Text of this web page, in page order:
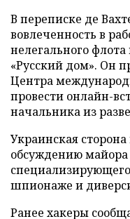
В переписке де
вовлеченность в
нелегального
«Русский дом». Он
Центра
провести онлайн-
начальника из
Украинская
обсуждению
шпионаже и
Ранее хакеры